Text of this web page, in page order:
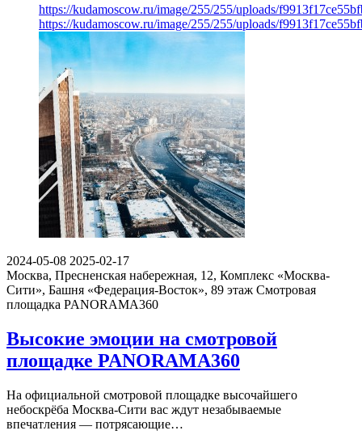
https://kudamoscow.ru/image/255/255/uploads/
https://kudamoscow.ru/image/255/255/uploads/
2024-05-08 2025-02-17
Москва, Пресненская набережная, 12, Комплекс «Москва-
Сити», Башня «Федерация-Восток», 89 этаж Смотровая
площадка PANORAMA360
Высокие эмоции на смотровой
площадке PANORAMA360
На официальной смотровой площадке высочайшего
небоскрёба Москва-Сити вас ждут незабываемые
впечатления — потрясающие…